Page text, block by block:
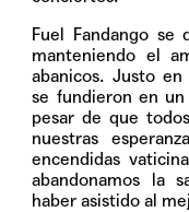
Fuel Fandango se
manteniendo el
abanicos. Justo
se fundieron en un
pesar de que
nuestras
encendidas
abandonamos la
haber asistido al